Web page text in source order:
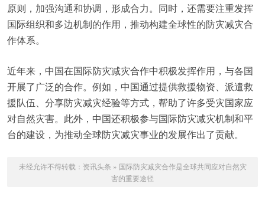
原则，加强沟通和协调，形成合力。同时，还需要注重发挥
国际组织和多边机制的作用，推动构建全球性的防灾减灾合
作体系。
近年来，中国在国际防灾减灾合作中积极发挥作用，与各国
开展了广泛的合作。例如，中国通过提供救援物资、派遣救
援队伍、分享防灾减灾经验等方式，帮助了许多受灾国家应
对自然灾害。此外，中国还积极参与国际防灾减灾机制和平
台的建设，为推动全球防灾减灾事业的发展作出了贡献。
未经允许不得转载： 资讯头条 » 国际防灾减灾合作是全球共同应对自然灾
害的重要途径